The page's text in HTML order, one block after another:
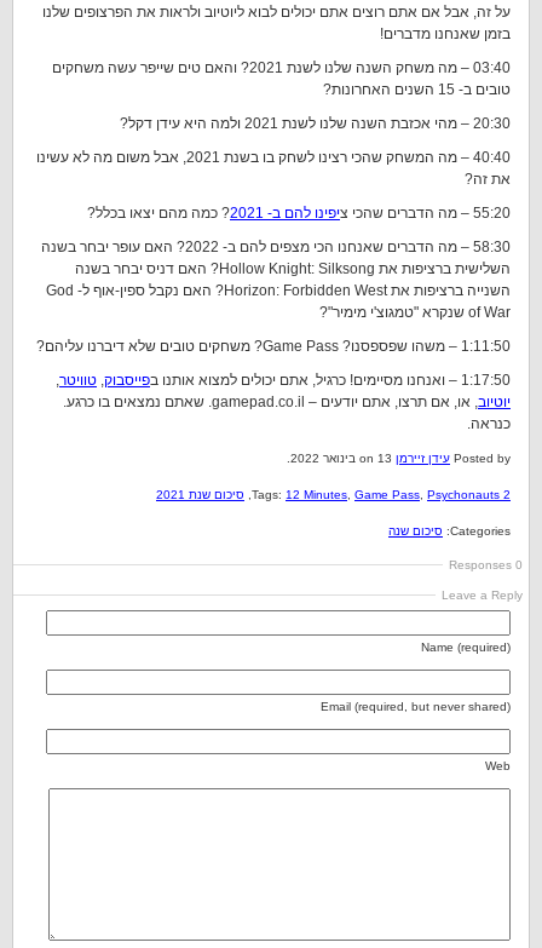
על זה, אבל אם אתם רוצים אתם יכולים לבוא ליוטיוב ולראות את הפרצופים שלנו
בזמן שאנחנו מדברים!
03:40 – מה משחק השנה שלנו לשנת 2021? והאם טים שייפר עשה משחקים
טובים ב- 15 השנים האחרונות?
20:30 – מהי אכזבת השנה שלנו לשנת 2021 ולמה היא עידן דקל?
40:40 – מה המשחק שהכי רצינו לשחק בו בשנת 2021, אבל משום מה לא עשינו
את זה?
55:20 – מה הדברים שהכי צ
יפינו להם ב- 2021
? כמה מהם יצאו בכלל?
58:30 – מה הדברים שאנחנו הכי מצפים להם ב- 2022? האם עופר יבחר בשנה
השלישית ברציפות את Hollow Knight: Silksong? האם דניס יבחר בשנה
השנייה ברציפות את Horizon: Forbidden West? האם נקבל ספין-אוף ל- God
of War שנקרא "טמגוצ'י מימיר"?
1:11:50 – משהו שפספסנו? Game Pass? משחקים טובים שלא דיברנו עליהם?
1:17:50 – ואנחנו מסיימים! כרגיל, אתם יכולים למצוא אותנו ב
פייסבוק, טוויטר,
יוטיוב
, או, אם תרצו, אתם יודעים – gamepad.co.il. שאתם נמצאים בו כרגע.
כנראה.
Posted by עידן זיירמן
Tags: 12 Minutes Game Pass Psychonauts 2 סיכום שנת 2021
Categories: סיכום שנה
0 Responses
Leave a Reply
Name (required)
Email (required, but never shared)
Web